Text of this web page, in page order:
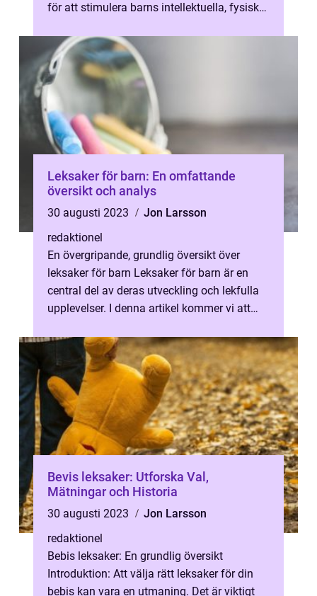
för att stimulera barns intellektuella, fysiska
Leksaker för barn: En omfattande
översikt och analys
30 augusti 2023
Jon Larsson
redaktionel
En övergripande, grundlig översikt över
leksaker för barn Leksaker för barn är en
central del av deras utveckling och lekfulla
upplevelser. I denna artikel kommer vi att
Bevis leksaker: Utforska Val,
Mätningar och Historia
30 augusti 2023
Jon Larsson
redaktionel
Bebis leksaker: En grundlig översikt
Introduktion: Att välja rätt leksaker för din
bebis kan vara en utmaning. Det är viktigt